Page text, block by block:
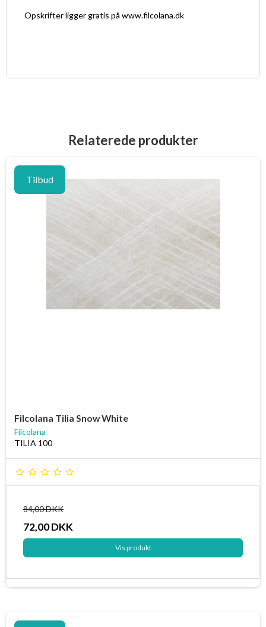
Opskrifter ligger gratis på www.filcolana.dk
Relaterede produkter
Tilbud
Filcolana Tilia Snow White
Filcolana
TILIA 100
84,00 DKK
72,00 DKK
Vis produkt